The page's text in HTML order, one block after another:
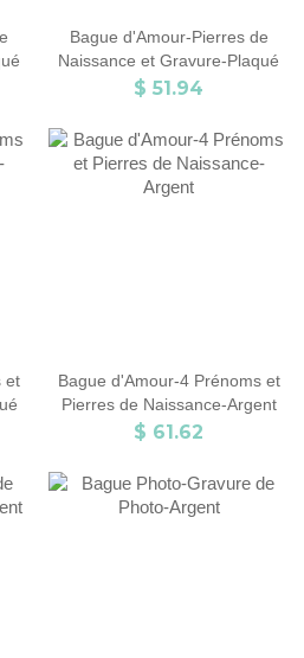
Bague d'Amour-Pierres de
Naissance et Gravure-Plaqué
Or Rose
$ 51.94
et
Bague d'Amour-4 Prénoms et
Pierres de Naissance-Argent
$ 61.62